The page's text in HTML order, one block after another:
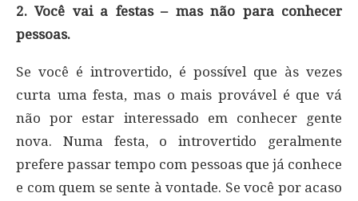
2. Você vai a festas – mas não para conhecer
pessoas.
Se você é introvertido, é possível que às vezes
curta uma festa, mas o mais provável é que vá
não por estar interessado em conhecer gente
nova. Numa festa, o introvertido geralmente
prefere passar tempo com pessoas que já conhece
e com quem se sente à vontade. Se você por acaso